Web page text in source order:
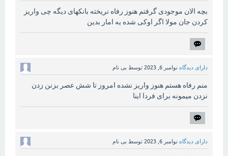
بچه الان موجودی گرفتم هنوز رفاه نریخته بانکهای دیگه چی واریز
کردن جان مولا اگر اوکی شده یه امار بدین
دارای دیدگاه نوامبر 6, 2023 توسط بی نام
منم رفاه هستم هنوز واریز نشده امروز تا شش عصر بزنن زدن
نزدن میمونه برای فردا اینا
دارای دیدگاه نوامبر 6, 2023 توسط بی نام